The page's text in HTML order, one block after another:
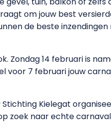
om jouw best
de beste
Zondag 14 februari is
voor 7 februari jouw
Kielegat
zoek naar echte